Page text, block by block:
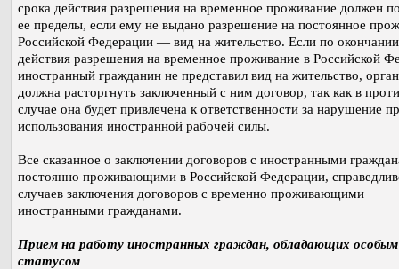
срока действия разрешения на временное проживание должен
ее пределы, если ему не выдано разрешение на постоянное
Российской Федерации — вид на жительство. Если по
действия разрешения на временное проживание в Российской
иностранный гражданин не представил вид на жительство,
должна расторгнуть заключенный с ним договор, так как в
случае она будет привлечена к ответственности за нарушение
использования иностранной рабочей силы.
Все сказанное о заключении договоров с иностранными
постоянно проживающими в Российской Федерации,
случаев заключения договоров с временно проживающими
иностранными гражданами.
Прием на работу иностранных граждан, обладающих особым
статусом